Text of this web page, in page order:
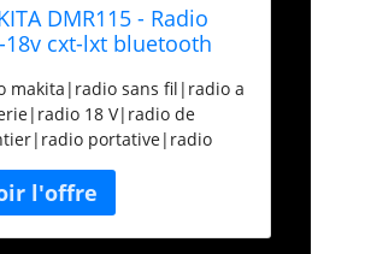
DMR115 - Radio
18v cxt-lxt bluetooth
makita|radio sans fil|radio a
18 V|radio de
portative|radio
radio
DAB|Radio
plus